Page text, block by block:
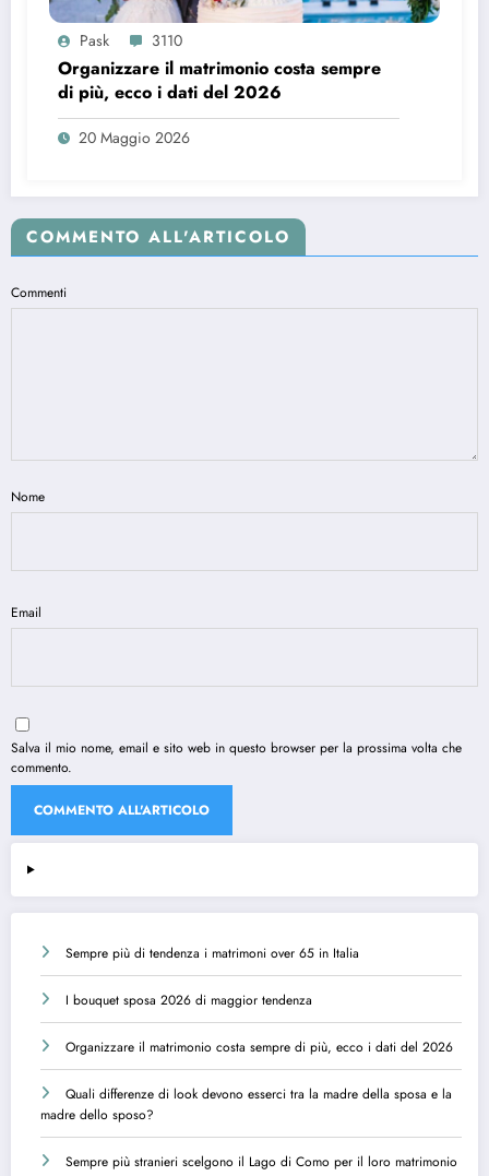
Pask 3110
Organizzare il matrimonio costa sempre
di più, ecco i dati del 2026
20 Maggio 2026
COMMENTO ALL'ARTICOLO
Commenti
Nome
Email
Salva il mio nome, email e sito web in questo browser per la prossima volta che
commento.
Sempre più di tendenza i matrimoni over 65 in Italia
I bouquet sposa 2026 di maggior tendenza
Organizzare il matrimonio costa sempre di più, ecco i dati del 2026
Quali differenze di look devono esserci tra la madre della sposa e la
madre dello sposo?
Sempre più stranieri scelgono il Lago di Como per il loro matrimonio